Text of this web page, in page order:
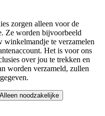
zorgen alleen voor de
Ze worden bijvoorbeeld
te verzamelen
Het is voor ons
over jou te trekken en
worden verzameld, zullen
Alleen noodzakelijke